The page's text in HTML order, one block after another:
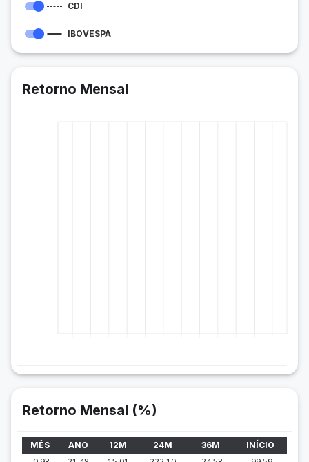
CDI
IBOVESPA
Retorno Mensal
Retorno Mensal (%)
MÊS ANO 12M 24M 36M INÍCIO